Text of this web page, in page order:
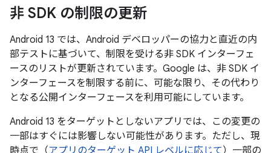
非 SDK の制限の更新
Android 13 では、Android デベロッパーの協力と直近の内
部テストに基づいて、制限を受ける非 SDK インターフェ
ースのリストが更新されています。Google は、非 SDK イ
ンターフェースを制限する前に、可能な限り、その代わり
となる公開インターフェースを利用可能にしています。
Android 13 をターゲットとしないアプリでは、この変更の
一部はすぐには影響しない可能性があります。ただし、現